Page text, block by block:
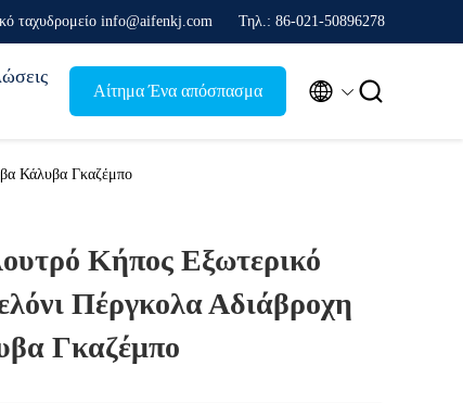
ταχυδρομείο info@aifenkj.com Τηλ.: 86-021-50896278
Αίτημα Ένα απόσπασμα  
Κάλυβα Γκαζέμπο
Κήπος Εξωτερικό
Πέργκολα Αδιάβροχη
Γκαζέμπο